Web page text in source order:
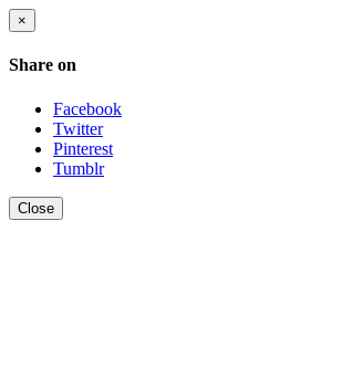
×
Share on
Facebook
Twitter
Pinterest
Tumblr
Close